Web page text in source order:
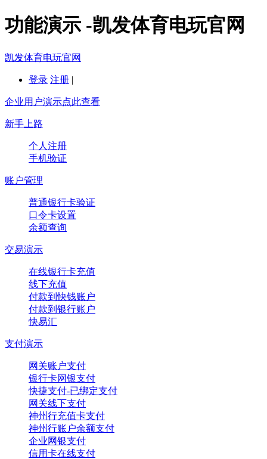
功能演示 -凯发体育电玩官网
凯发体育电玩官网
登录 注册 |
企业用户演示点此查看
新手上路
个人注册
手机验证
账户管理
普通银行卡验证
口令卡设置
余额查询
交易演示
在线银行卡充值
线下充值
付款到快钱账户
付款到银行账户
快易汇
支付演示
网关账户支付
银行卡网银支付
快捷支付-已绑定支付
网关线下支付
神州行充值卡支付
神州行账户余额支付
企业网银支付
信用卡在线支付